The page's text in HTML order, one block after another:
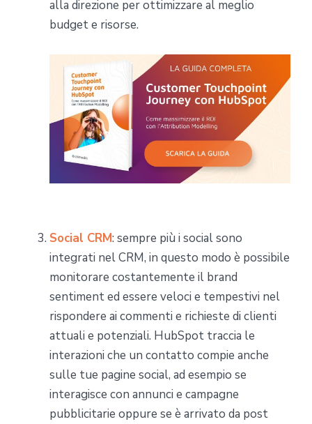
alla direzione per ottimizzare al meglio
budget e risorse.
Social CRM: sempre più i social sono
integrati nel CRM, in questo modo è possibile
monitorare costantemente il brand
sentiment ed essere veloci e tempestivi nel
rispondere ai commenti e richieste di clienti
attuali e potenziali. HubSpot traccia le
interazioni che un contatto compie anche
sulle tue pagine social, ad esempio se
interagisce con annunci e campagne
pubblicitarie oppure se è arrivato da post